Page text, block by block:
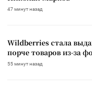
47 минут назад
Wildberries стала
порче товаров из-за
55 минут назад